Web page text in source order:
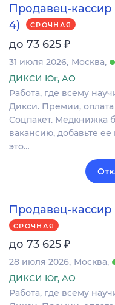
Продавец-кассир
4)
СРОЧНАЯ
до 73 625 ₽
31 июля 2026 Москва
ДИКСИ Юг, АО
Работа, где всему
Дикси. Премии,
Соцпакет. Медкнижка
вакансию, добавьте
это…
Продавец-кассир
СРОЧНАЯ
до 73 625 ₽
28 июля 2026 Москва
ДИКСИ Юг, АО
Работа, где всему